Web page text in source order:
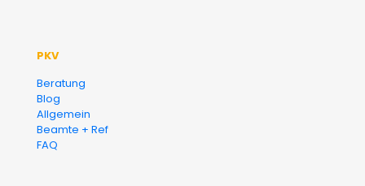
PKV
Beratung
Blog
Allgemein
Beamte + Ref
FAQ